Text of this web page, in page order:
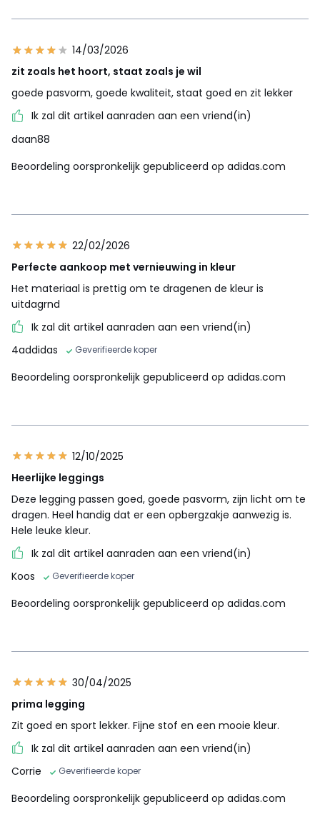
14/03/2026
zit zoals het hoort, staat zoals je wil
goede pasvorm, goede kwaliteit, staat goed en zit lekker
Ik zal dit artikel aanraden aan een vriend(in)
daan88
Beoordeling oorspronkelijk gepubliceerd op adidas.com
22/02/2026
Perfecte aankoop met vernieuwing in kleur
Het materiaal is prettig om te dragenen de kleur is
uitdagrnd
Ik zal dit artikel aanraden aan een vriend(in)
4addidas
Geverifieerde koper
Beoordeling oorspronkelijk gepubliceerd op adidas.com
12/10/2025
Heerlijke leggings
Deze legging passen goed, goede pasvorm, zijn licht om te
dragen. Heel handig dat er een opbergzakje aanwezig is.
Hele leuke kleur.
Ik zal dit artikel aanraden aan een vriend(in)
Koos
Geverifieerde koper
Beoordeling oorspronkelijk gepubliceerd op adidas.com
30/04/2025
prima legging
Zit goed en sport lekker. Fijne stof en een mooie kleur.
Ik zal dit artikel aanraden aan een vriend(in)
Corrie
Geverifieerde koper
Beoordeling oorspronkelijk gepubliceerd op adidas.com